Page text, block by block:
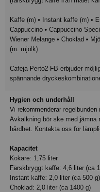
Kaffe (m) • Instant kaffe (m) •
Cappuccino • Cappuccino
Wiener Melange • Choklad •
(m: mjölk)
Cafeja Perto2 FB erbjuder
spännande
Hygien och underhåll
Vi rekommenderar
Avkalkning bör ske med jämna
hårdhet. Kontakta oss för
Kapacitet
Kokare: 1,75 liter
Färskbryggt kaffe: 4,6 liter (ca
Instant kaffe: 2,0 liter (ca 500 g)
Choklad: 2,0 liter (ca 1400 g)